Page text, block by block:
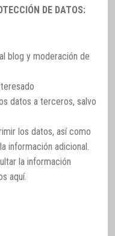
DE DATOS:
blog y moderación de
datos a terceros, salvo
los datos, así como
información adicional.
la información
aquí.